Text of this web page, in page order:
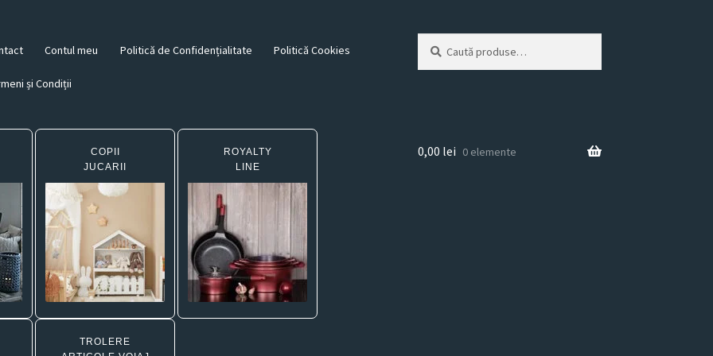
Contul meu Politică de Confidențialitate Politică Cookies
și Condiții
după:
COPII
JUCARII
ROYALTY
LINE
TROLERE
0,00 lei 0 elemente